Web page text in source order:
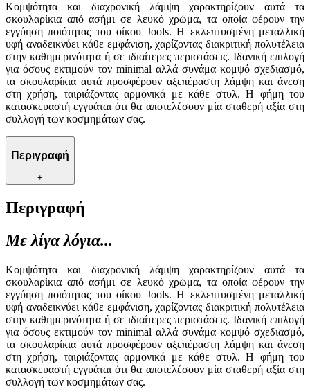
Κομψότητα και διαχρονική λάμψη χαρακτηρίζουν αυτά τα
σκουλαρίκια από ασήμι σε λευκό χρώμα, τα οποία φέρουν την
εγγύηση ποιότητας του οίκου Jools. Η εκλεπτυσμένη μεταλλική
υφή αναδεικνύει κάθε εμφάνιση, χαρίζοντας διακριτική πολυτέλεια
στην καθημερινότητα ή σε ιδιαίτερες περιστάσεις. Ιδανική επιλογή
για όσους εκτιμούν τον minimal αλλά συνάμα κομψό σχεδιασμό,
τα σκουλαρίκια αυτά προσφέρουν αξεπέραστη λάμψη και άνεση
στη χρήση, ταιριάζοντας αρμονικά με κάθε στυλ. Η φήμη του
κατασκευαστή εγγυάται ότι θα αποτελέσουν μία σταθερή αξία στη
συλλογή των κοσμημάτων σας.
Περιγραφή
+
Περιγραφή
Με λίγα λόγια...
Κομψότητα και διαχρονική λάμψη χαρακτηρίζουν αυτά τα
σκουλαρίκια από ασήμι σε λευκό χρώμα, τα οποία φέρουν την
εγγύηση ποιότητας του οίκου Jools. Η εκλεπτυσμένη μεταλλική
υφή αναδεικνύει κάθε εμφάνιση, χαρίζοντας διακριτική πολυτέλεια
στην καθημερινότητα ή σε ιδιαίτερες περιστάσεις. Ιδανική επιλογή
για όσους εκτιμούν τον minimal αλλά συνάμα κομψό σχεδιασμό,
τα σκουλαρίκια αυτά προσφέρουν αξεπέραστη λάμψη και άνεση
στη χρήση, ταιριάζοντας αρμονικά με κάθε στυλ. Η φήμη του
κατασκευαστή εγγυάται ότι θα αποτελέσουν μία σταθερή αξία στη
συλλογή των κοσμημάτων σας.